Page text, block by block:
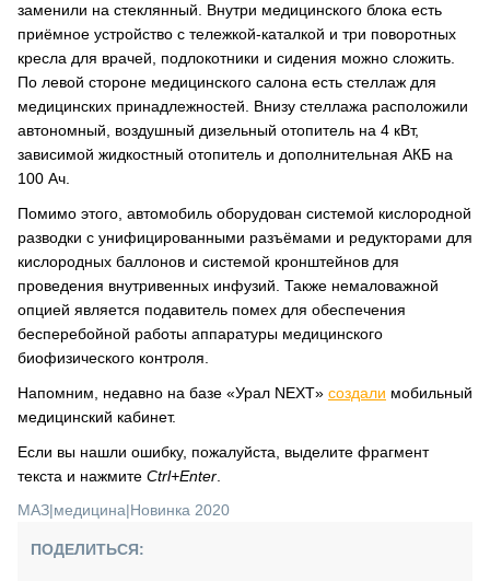
заменили на стеклянный. Внутри медицинского блока есть
приёмное устройство с тележкой-каталкой и три поворотных
кресла для врачей, подлокотники и сидения можно сложить.
По левой стороне медицинского салона есть стеллаж для
медицинских принадлежностей. Внизу стеллажа расположили
автономный, воздушный дизельный отопитель на 4 кВт,
зависимой жидкостный отопитель и дополнительная АКБ на
100 Ач.
Помимо этого, автомобиль оборудован системой кислородной
разводки с унифицированными разъёмами и редукторами для
кислородных баллонов и системой кронштейнов для
проведения внутривенных инфузий. Также немаловажной
опцией является подавитель помех для обеспечения
бесперебойной работы аппаратуры медицинского
биофизического контроля.
Напомним, недавно на базе «Урал NEXT» создали мобильный
медицинский кабинет.
Если вы нашли ошибку, пожалуйста, выделите фрагмент
текста и нажмите Ctrl+Enter
МАЗ|медицина|Новинка 2020
ПОДЕЛИТЬСЯ: